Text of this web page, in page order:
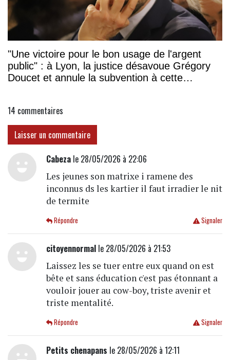
"Une victoire pour le bon usage de l'argent
public" : à Lyon, la justice désavoue Grégory
Doucet et annule la subvention à cette
14 commentaires
Laisser un commentaire
Cabezale 28/05/2026 à 22:06
Les jeunes son matrixe i ramene des
inconnus ds les kartier il faut irradier le nit
de termite
Signaler
Répondre
citoyennormalle 28/05/2026 à 21:53
Laissez les se tuer entre eux quand on est
bête et sans éducation c'est pas étonnant a
vouloir jouer au cow-boy, triste avenir et
triste mentalité.
Signaler
Répondre
Petits chenapans le 28/05/2026 à 12:11